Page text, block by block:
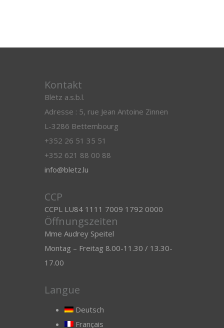
Kontakt
Blëtz a.s.b.l.
Adresse : 5, rue Jean Antoine Zinnen
L-3286 Bettembourg
+352 26 51 35 51
+352 621 88 00 88
info@bletz.lu
CCP
CCPL LU84 1111 7009 1792 0000
Öffnungszeiten
Mme Audrey Speitel
Montag – Freitag 8.00-11.30 / 13.30-
17.00
Langue
Deutsch
Français